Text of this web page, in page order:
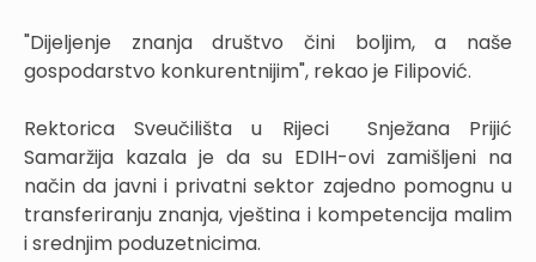
"Dijeljenje znanja društvo čini boljim, a naše
gospodarstvo konkurentnijim", rekao je Filipović.
Rektorica Sveučilišta u Rijeci Snježana Prijić
Samaržija kazala je da su EDIH-ovi zamišljeni na
način da javni i privatni sektor zajedno pomognu u
transferiranju znanja, vještina i kompetencija malim
i srednjim poduzetnicima.